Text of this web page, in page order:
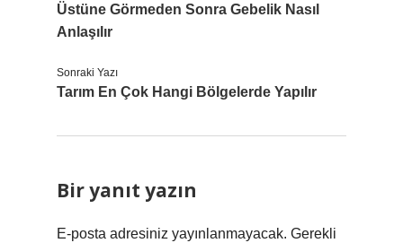
Üstüne Görmeden Sonra Gebelik Nasıl
Anlaşılır
Sonraki Yazı
Tarım En Çok Hangi Bölgelerde Yapılır
Bir yanıt yazın
E-posta adresiniz yayınlanmayacak. Gerekli